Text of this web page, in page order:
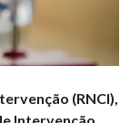
(RNCI),